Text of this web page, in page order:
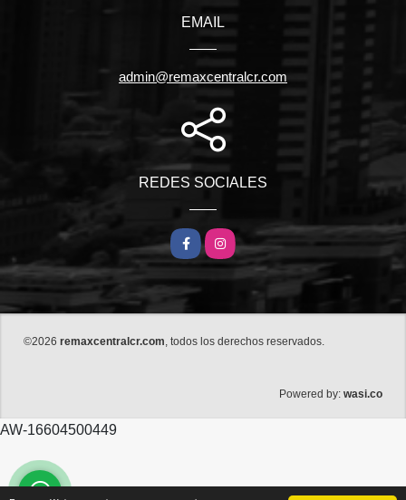
EMAIL
admin@remaxcentralcr.com
REDES SOCIALES
FacebookInstagram
©2026 remaxcentralcr.com, todos los derechos reservados.
Powered by: wasi.co
AW-16604500449